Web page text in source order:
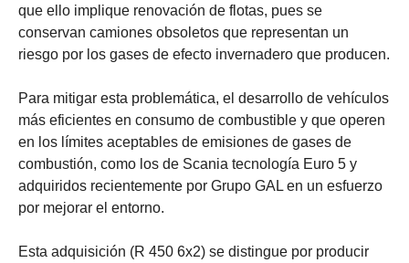
que ello implique renovación de flotas, pues se
conservan camiones obsoletos que representan un
riesgo por los gases de efecto invernadero que producen.
Para mitigar esta problemática, el desarrollo de vehículos
más eficientes en consumo de combustible y que operen
en los límites aceptables de emisiones de gases de
combustión, como los de Scania tecnología Euro 5 y
adquiridos recientemente por Grupo GAL en un esfuerzo
por mejorar el entorno.
Esta adquisición (R 450 6x2) se distingue por producir